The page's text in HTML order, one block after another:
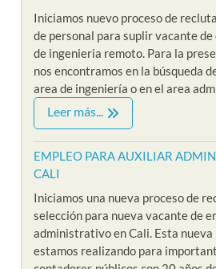
Iniciamos nuevo proceso de
de personal para suplir vacante
de ingenieria remoto. Para la
nos encontramos en la búsqueda
area de ingeniería o en el area
Leer más...
EMPLEO PARA AUXILIAR
CALI
Iniciamos una nueva proceso de
selección para nueva vacante de
administrativo en Cali. Esta nueva
estamos realizando para